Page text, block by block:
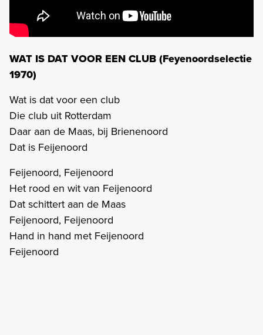
WAT IS DAT VOOR EEN CLUB (Feyenoordselectie
1970)
Wat is dat voor een club
Die club uit Rotterdam
Daar aan de Maas, bij Brienenoord
Dat is Feijenoord
Feijenoord, Feijenoord
Het rood en wit van Feijenoord
Dat schittert aan de Maas
Feijenoord, Feijenoord
Hand in hand met Feijenoord
Feijenoord